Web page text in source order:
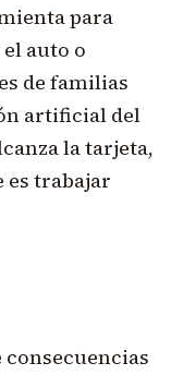
para
auto o
de familias
artificial del
la tarjeta,
es trabajar